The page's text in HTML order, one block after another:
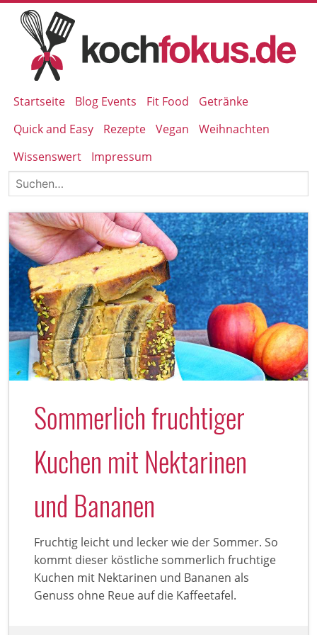
Startseite Blog Events Fit Food
Getränke
Quick and Easy
Rezepte Vegan
Weihnachten
Wissenswert
Impressum
Sommerlich fruchtiger
Kuchen mit Nektarinen
und Bananen
Fruchtig leicht und lecker wie der Sommer. So
kommt dieser köstliche sommerlich fruchtige
Kuchen mit Nektarinen und Bananen als
Genuss ohne Reue auf die Kaffeetafel.